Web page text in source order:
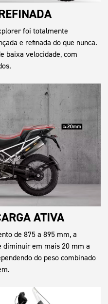
foi totalmente
e refinada do que nunca.
baixa velocidade, com
ATIVA
de 875 a 895 mm, a
diminuir em mais 20 mm a
do peso combinado